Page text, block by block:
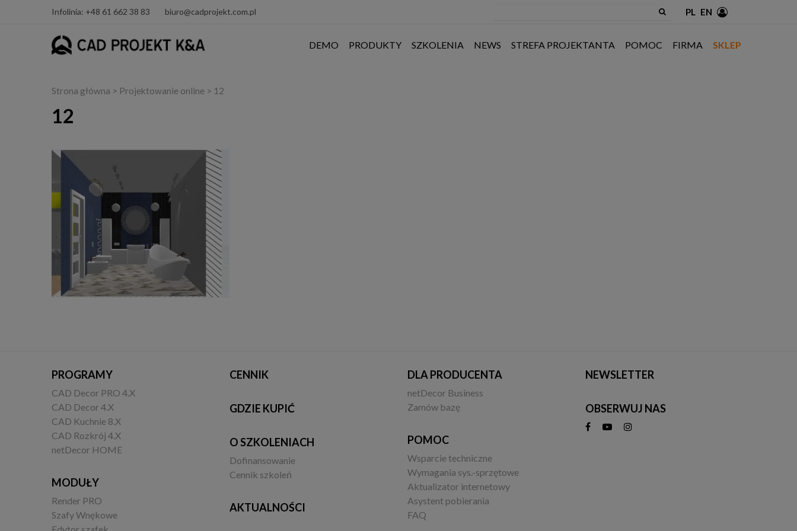
Infolinia: +48 61 662 38 83 biuro@cadprojekt.com.pl PL EN
DEMO PRODUKTY SZKOLENIA NEWS STREFA PROJEKTANTA POMOC FIRMA SKLEP
Strona główna > Projektowanie online > 12
12
PROGRAMY
CAD Decor PRO 4.X
CAD Decor 4.X
CAD Kuchnie 8.X
CAD Rozkrój 4.X
netDecor HOME
MODUŁY
Render PRO
Szafy Wnękowe
CENNIK
GDZIE KUPIĆ
O SZKOLENIACH
Dofinansowanie
Cennik szkoleń
AKTUALNOŚCI
DLA PRODUCENTA
netDecor Business
Zamów bazę
POMOC
Wsparcie techniczne
Wymagania sys.-sprzętowe
Aktualizator internetowy
Asystent pobierania
FAQ
NEWSLETTER
OBSERWUJ NAS